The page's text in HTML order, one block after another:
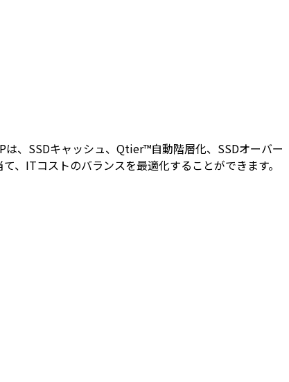
、SSDキャッシュ、Qtier™自動階層化、SSDオーバー
、ITコストのバランスを最適化することができます。